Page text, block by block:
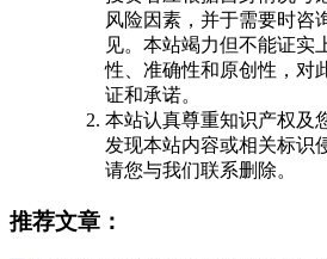
风险因素，并于需要时咨
见。本站竭力但不能证实
性、准确性和原创性，对
证和承诺。
本站认真尊重知识产权及
发现本站内容或相关标识
请您与我们联系删除。
推荐文章：